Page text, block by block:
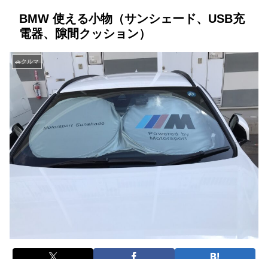
BMW 使える小物（サンシェード、USB充
電器、隙間クッション）
🚗クルマ